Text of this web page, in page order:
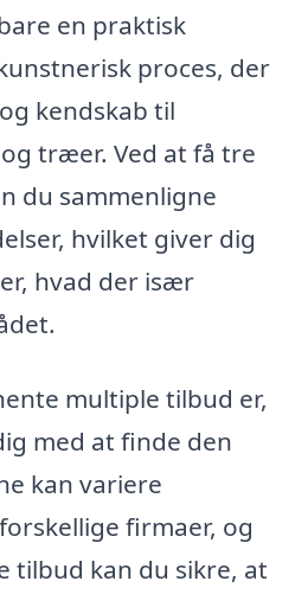
en praktisk
proces, der
kendskab til
træer. Ved at få tre
du sammenligne
hvilket giver dig
hvad der især
multiple tilbud er,
med at finde den
kan variere
firmaer, og
tilbud kan du sikre, at